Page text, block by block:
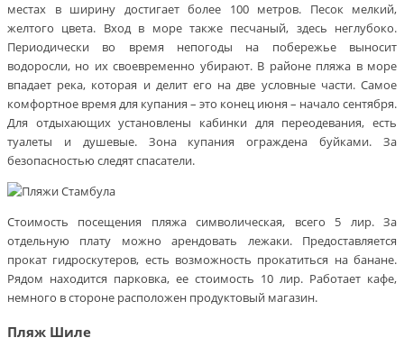
местах в ширину достигает более 100 метров. Песок мелкий,
желтого цвета. Вход в море также песчаный, здесь неглубоко.
Периодически во время непогоды на побережье выносит
водоросли, но их своевременно убирают. В районе пляжа в море
впадает река, которая и делит его на две условные части. Самое
комфортное время для купания – это конец июня – начало сентября.
Для отдыхающих установлены кабинки для переодевания, есть
туалеты и душевые. Зона купания ограждена буйками. За
безопасностью следят спасатели.
Стоимость посещения пляжа символическая, всего 5 лир. За
отдельную плату можно арендовать лежаки. Предоставляется
прокат гидроскутеров, есть возможность прокатиться на банане.
Рядом находится парковка, ее стоимость 10 лир. Работает кафе,
немного в стороне расположен продуктовый магазин.
Пляж Шиле